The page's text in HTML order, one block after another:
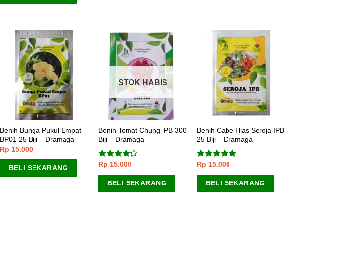
Benih Bunga Pukul Empat
BP01 25 Biji – Dramaga
Rp 15.000
BELI SEKARANG
STOK HABIS
Benih Tomat Chung IPB 300
Biji – Dramaga
Dinilai
Rp 15.000
BELI SEKARANG
Benih Cabe Hias Seroja IPB
25 Biji – Dramaga
Dinilai5.00
Rp 15.000
BELI SEKARANG